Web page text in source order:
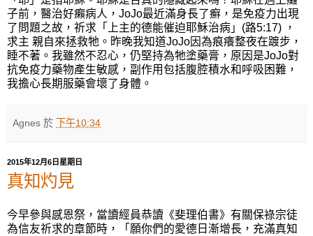
子前，醫治好癩病人，JoJo最近滿身長了癬，是免疫力出現
了問題之故，祈求「上主的德能催迫耶穌治病」(路5:17) ，
求主 親自來拯救牠。昨晚我知道JoJo因為痕癢整夜在踱步，
睡不著。我雖然不忍心，仍堅持為牠塗藥膏，原因是JoJo對
抗免疫力藥物產生敏感，副作用包括腹腔積水和呼吸困難，
我擔心長期服藥會壞了身體。
Agnes 於 下午10:34
2015年12月6日星期日
真知灼見
今早參與感恩祭，當讀經員恭讀《斐理伯書》有關保祿宗徒
為信友祈求的章節時，「願你們的愛德日漸增長，充滿真知